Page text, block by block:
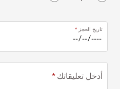
تاريخ الحجز
أدخل تعليقاتك